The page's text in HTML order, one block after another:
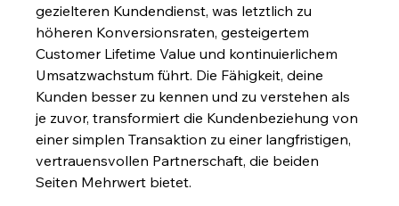
gezielteren Kundendienst, was letztlich zu
höheren Konversionsraten, gesteigertem
Customer Lifetime Value und kontinuierlichem
Umsatzwachstum führt. Die Fähigkeit, deine
Kunden besser zu kennen und zu verstehen als
je zuvor, transformiert die Kundenbeziehung von
einer simplen Transaktion zu einer langfristigen,
vertrauensvollen Partnerschaft, die beiden
Seiten Mehrwert bietet.